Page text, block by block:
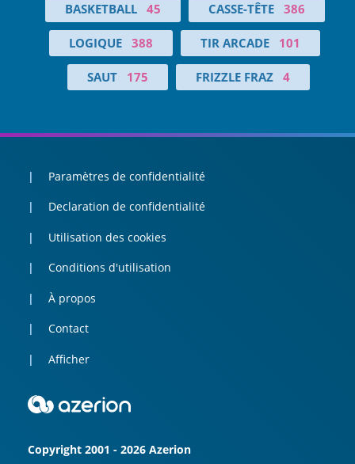
BASKETBALL 45 CASSE-TÊTE 386
LOGIQUE 388 TIR ARCADE 101
SAUT 175 FRIZZLE FRAZ 4
Paramètres de confidentialité
Declaration de confidentialité
Utilisation des cookies
Conditions d'utilisation
À propos
Contact
Afficher
Copyright 2001 - 2026 Azerion